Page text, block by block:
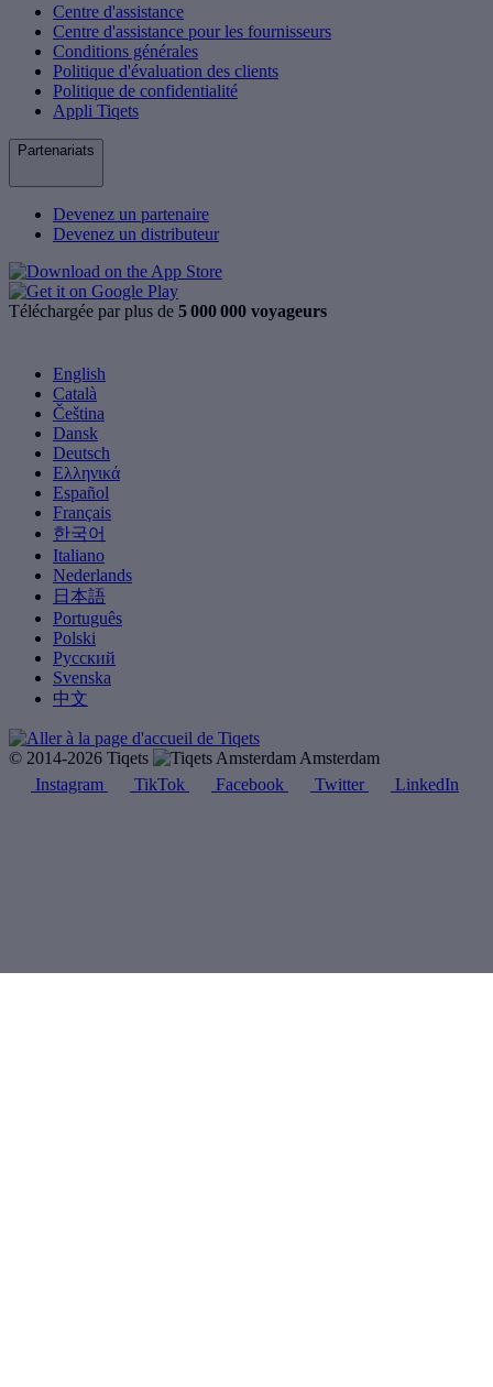
Centre d'assistance
Centre d'assistance pour les fournisseurs
Conditions générales
Politique d'évaluation des clients
Politique de confidentialité
Appli Tiqets
Partenariats
Devenez un partenaire
Devenez un distributeur
Téléchargée par plus de 5 000 000 voyageurs
English
Català
Čeština
Dansk
Deutsch
Ελληνικά
Español
Français
한국어
Italiano
Nederlands
日本語
Português
Polski
Русский
Svenska
中文
© 2014-2026 Tiqets
Amsterdam
Instagram
TikTok Facebook Twitter LinkedIn